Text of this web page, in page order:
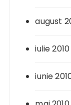
august
iulie 2010
iunie